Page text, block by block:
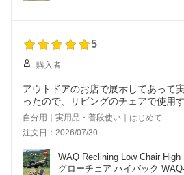
5
購入者
アウトドアのお店で展示してあって
ったので、リビングのチェアで使用
自分用｜実用品・普段使い｜はじめて
注文日：2026/07/30
WAQ Reclining Low Chair
グローチェア ハイバック